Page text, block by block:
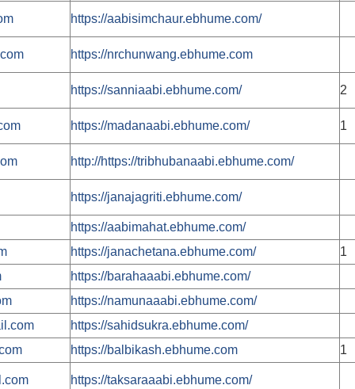
https://aabisimchaur.ebhume.com/
https://nrchunwang.ebhume.com
https://sanniaabi.ebhume.com/ 2
https://madanaabi.ebhume.com/ 1
http://https://tribhubanaabi.ebhume.com/
https://janajagriti.ebhume.com/
https://aabimahat.ebhume.com/
https://janachetana.ebhume.com/
1
https://barahaaabi.ebhume.com/
https://namunaaabi.ebhume.com/
https://sahidsukra.ebhume.com/
https://balbikash.ebhume.com 1
https://taksaraaabi.ebhume.com/